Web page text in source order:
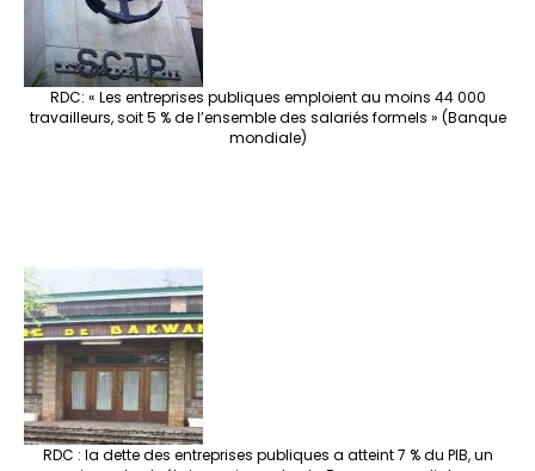
RDC: « Les entreprises publiques emploient au moins 44 000
travailleurs, soit 5 % de l’ensemble des salariés formels » (Banque
mondiale)
RDC : la dette des entreprises publiques a atteint 7 % du PIB, un